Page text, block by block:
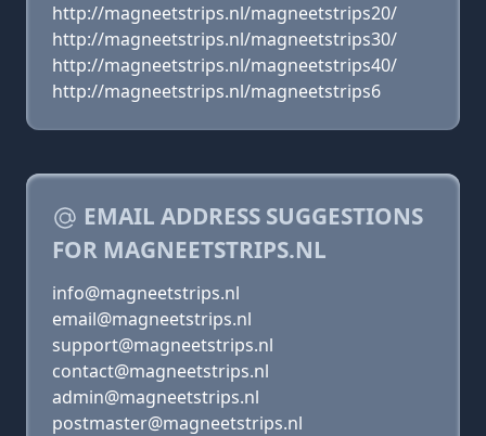
http://magneetstrips.nl/magneetstrips20/
http://magneetstrips.nl/magneetstrips30/
http://magneetstrips.nl/magneetstrips40/
http://magneetstrips.nl/magneetstrips6
EMAIL ADDRESS SUGGESTIONS
FOR MAGNEETSTRIPS.NL
info@magneetstrips.nl
email@magneetstrips.nl
support@magneetstrips.nl
contact@magneetstrips.nl
admin@magneetstrips.nl
postmaster@magneetstrips.nl